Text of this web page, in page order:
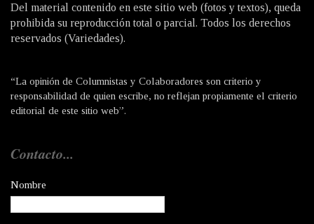
Del material contenido en este sitio web (fotos y textos), queda
prohibida su reproducción total o parcial. Todos los derechos
reservados (Variedades).
“La opinión de Columnistas y Colaboradores son criterio y
responsabilidad de quien escribe, no reflejan propiamente el criterio
editorial de este sitio web”.
Contacto...
Nombre